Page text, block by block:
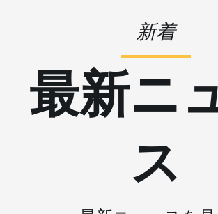
BITMAIN AntMiner
S19j Pro (100Th)
BITMAIN AntMiner
S19j Pro (104Th)
BITMAIN AntMiner
BITMAIN AntMiner
新着
最新ニ
ス